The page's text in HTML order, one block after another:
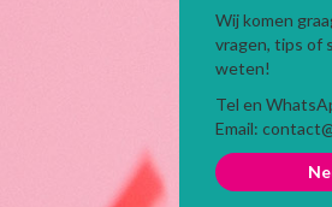
Wij komen
vragen, tips of
weten!
Tel en
Email: